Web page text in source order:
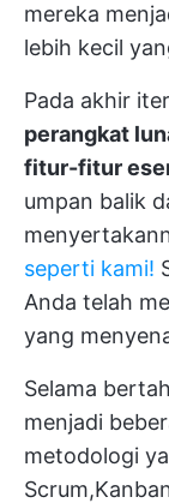
mereka
lebih kecil
Pada akhir
perangkat
fitur-fitur
umpan balik
seperti kami!
Anda telah
yang
Selama
menjadi
metodologi
Scrum,